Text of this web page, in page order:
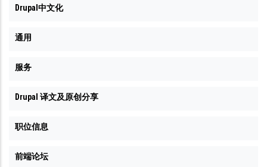
Drupal中文化
通用
服务
Drupal 译文及原创分享
职位信息
前端论坛